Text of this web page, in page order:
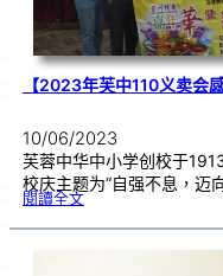
【2023年芙中110义卖会
10/06/2023
芙蓉中华中小学创校于
校庆主题为“自强不息，迈
閱讀全文:【
2